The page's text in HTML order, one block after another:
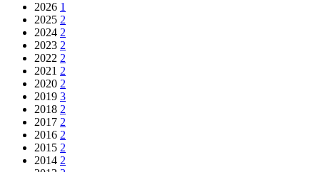
2026 1
2025 2
2024 2
2023 2
2022 2
2021 2
2020 2
2019 3
2018 2
2017 2
2016 2
2015 2
2014 2